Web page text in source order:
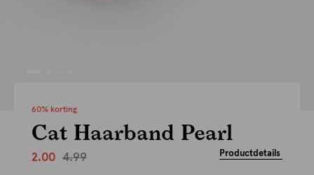
60% korting
Cat Haarband Pearl
2.00 4.99 Productdetails